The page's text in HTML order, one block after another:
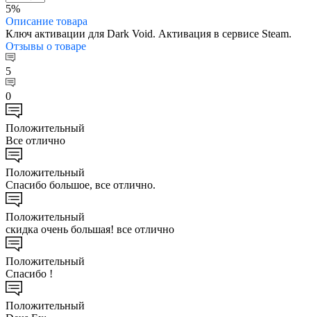
5%
Описание товара
Ключ активации для Dark Void. Активация в сервисе Steam.
Отзывы о товаре
5
0
Положительный
Все отлично
Положительный
Спасибо большое, все отлично.
Положительный
скидка очень большая! все отлично
Положительный
Спасибо !
Положительный